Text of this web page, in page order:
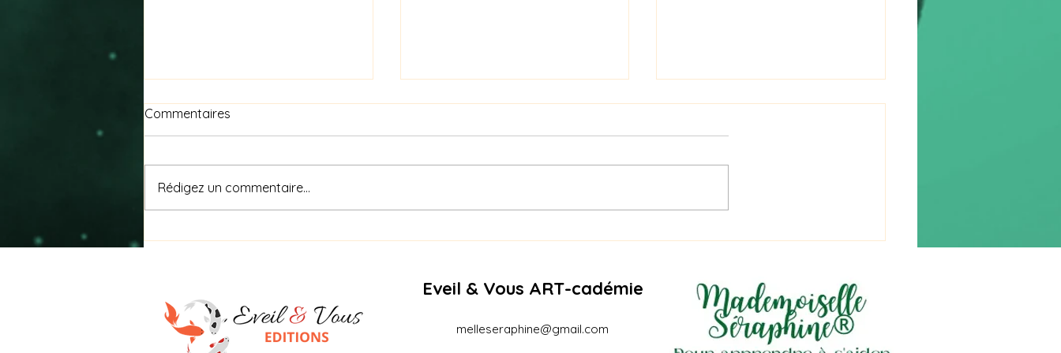
Nagare (流れ) « le flux »
Commentaires
Rédigez un commentaire...
Eveil & Vous ART-cadémie
melleseraphine@gmail.com